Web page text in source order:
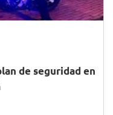
de seguridad en